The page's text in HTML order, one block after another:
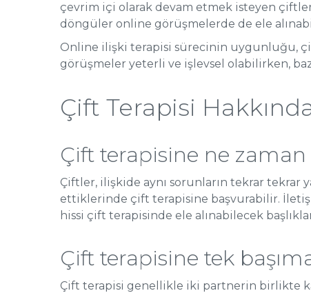
çevrim içi olarak devam etmek isteyen
döngüler online görüşmelerde de ele
Online ilişki terapisi sürecinin uygunluğu,
görüşmeler yeterli ve işlevsel olabilirken,
Çift Terapisi
Çift terapisine ne
Çiftler, ilişkide aynı sorunların tekrar tekrar
ettiklerinde çift terapisine başvurabilir.
hissi çift terapisinde ele alınabilecek başlıklar
Çift terapisine tek
Çift terapisi genellikle iki partnerin birlikte